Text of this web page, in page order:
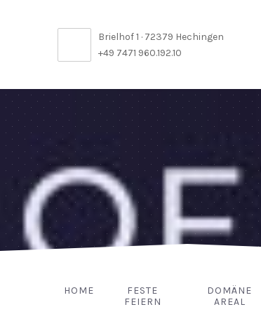
Brielhof 1 · 72379 Hechingen
+49 7471 960.192.10
HOME
FESTE
FEIERN
DOMÄNE
AREAL